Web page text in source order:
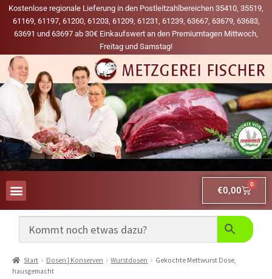
Kostenlose regionale Lieferung in den Postleitzahlbereichen 35410, 35519,
61169, 61197, 61200, 61203, 61209, 61231, 61239, 63667, 63679, 63683,
63691 und 63697 ab 30€ Einkaufswert an den Premiumtagen Mittwoch,
Freitag und Samstag!
€0,00
0
Start Dosen | Konserven Wurstdosen
Gekochte Mettwurst Dose,
hausgemacht